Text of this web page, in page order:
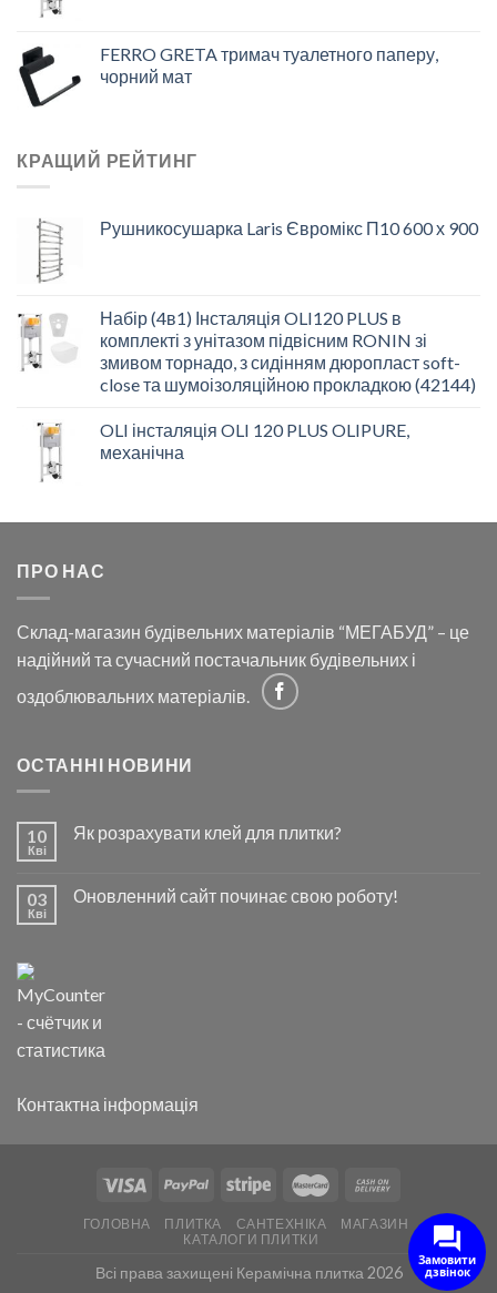
FERRO GRETA тримач туалетного паперу,
чорний мат
КРАЩИЙ РЕЙТИНГ
Рушникосушарка Laris Євромікс П10 600 х 900
Набір (4в1) Інсталяція OLI120 PLUS в
комплекті з унітазом підвісним RONIN зі
змивом торнадо, з сидінням дюропласт soft-
close та шумоізоляційною прокладкою (42144)
OLI інсталяція OLI 120 PLUS OLIPURE,
механічна
ПРО НАС
Склад-магазин будівельних матеріалів “МЕГАБУД” – це
надійний та сучасний постачальник будівельних і
оздоблювальних матеріалів.
ОСТАННІ НОВИНИ
10
Кві
Як розрахувати клей для плитки?
03
Кві
Оновленний сайт починає свою роботу!
Контактна інформація
ГОЛОВНА ПЛИТКА САНТЕХНІКА
МАГАЗИН
КАТАЛОГИ ПЛИТКИ
Всі права захищені Керамічна плитка 2026
Замовити
дзвінок